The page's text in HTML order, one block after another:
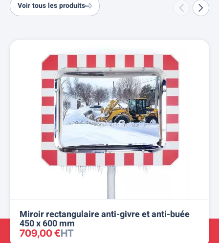
Voir tous les produits
Miroir rectangulaire anti-givre et anti-buée
450 x 600 mm
709,00 €HT